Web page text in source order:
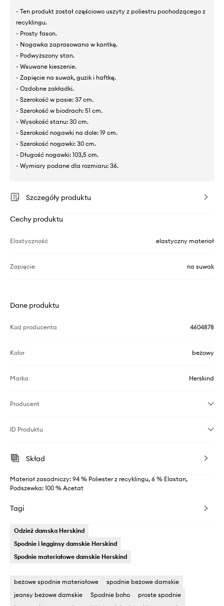
- Ten produkt został częściowo uszyty z poliestru pochodzącego z
recyklingu.
- Prosty fason.
- Nogawka zaprasowana w kantkę.
- Podwyższony stan.
- Wsuwane kieszenie.
- Zapięcie na suwak, guzik i haftkę.
- Ozdobne zakładki.
- Szerokość w pasie: 37 cm.
- Szerokość w biodrach: 51 cm.
- Wysokość stanu: 30 cm.
- Szerokość nogawki na dole: 19 cm.
- Szerokość nogawki: 30 cm.
- Długość nogawki: 103,5 cm.
- Wymiary podane dla rozmiaru: 36.
Szczegóły produktu
Cechy produktu
Elastyczność elastyczny materiał
Zapięcie na suwak
Dane produktu
Kod producenta 4604878
Kolor beżowy
Marka Herskind
Producent
ID Produktu
Skład
Materiał zasadniczy: 94 % Poliester z recyklingu, 6 % Elastan,
Podszewka: 100 % Acetat
Tagi
Odzież damska Herskind
Spodnie i legginsy damskie Herskind
Spodnie materiałowe damskie Herskind
beżowe spodnie materiałowe
spodnie beżowe damskie
jeansy beżowe damskie
Spodnie boho
proste spodnie